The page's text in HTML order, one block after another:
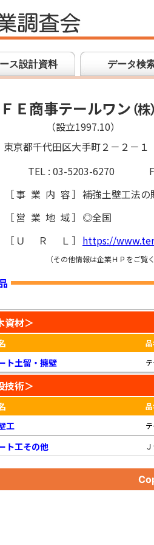
ス設計資料 データ検
Ｅ商事テールワン（株）
（設立1997.10）
東京都千代田区大手町２－２－１
TEL : 03-5203-6270
［事業内容］ 補強土壁工法の
［ 営業地域］ ◎全国
［ ＵＲＬ ］ https://
（その他情報は企業ＨＰをご覧
資材＞
ト土留・擁壁
技術＞
工
ト工その他